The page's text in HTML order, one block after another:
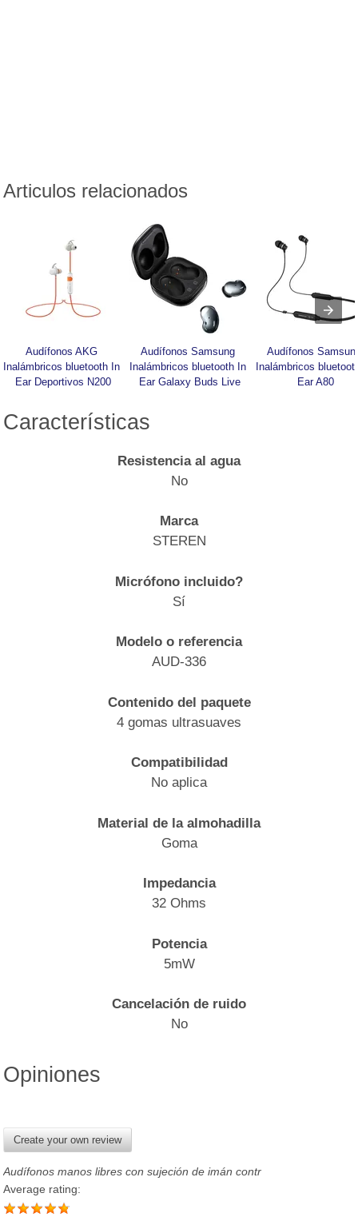
Articulos relacionados
Audífonos AKG
Inalámbricos bluetooth In
Ear Deportivos N200
Audífonos Samsung
Inalámbricos bluetooth In
Ear Galaxy Buds Live
Audífonos
Inalámbricos
Ear A80
Características
Resistencia al agua
No
Marca
STEREN
Micrófono incluido?
Sí
Modelo o referencia
AUD-336
Contenido del paquete
4 gomas ultrasuaves
Compatibilidad
No aplica
Material de la almohadilla
Goma
Impedancia
32 Ohms
Potencia
5mW
Cancelación de ruido
No
Opiniones
Create your own review
Audífonos manos libres con sujeción de imán contr
Average rating: